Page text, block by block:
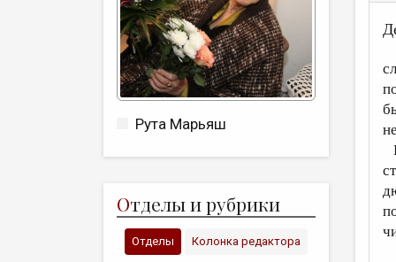
Рута Марьяш
Отделы и рубрики
Отделы Колонка редактора